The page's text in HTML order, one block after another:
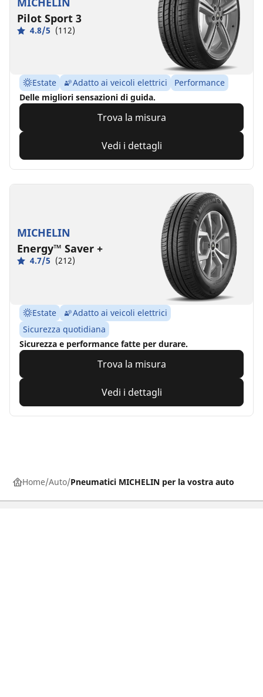
Pilot Sport 3
4.8/5 (112)
Estate Adatto ai veicoli elettrici
Performance
Delle migliori sensazioni di guida.
Trova la misura
Vedi i dettagli
MICHELIN
Energy™ Saver +
4.7/5 (212)
Estate
Adatto ai veicoli elettrici
Sicurezza quotidiana
Sicurezza e performance fatte per durare.
Trova la misura
Vedi i dettagli
Home Auto Pneumatici MICHELIN per la vostra auto